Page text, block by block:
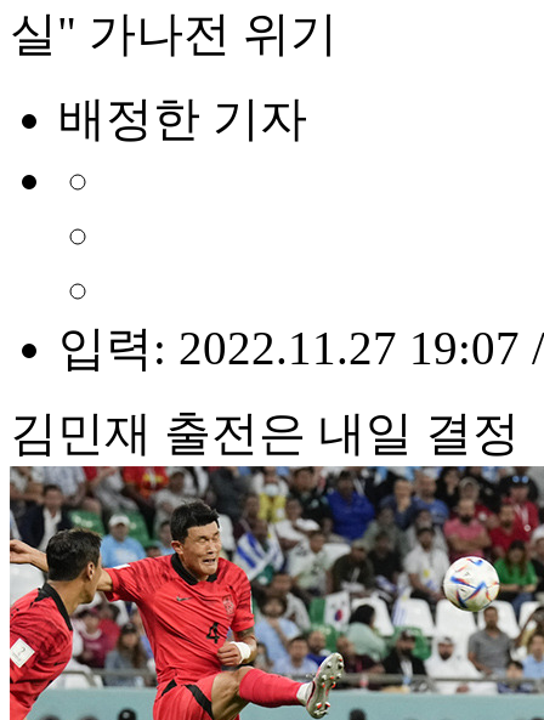
실" 가나전 위기
배정한 기자
입력: 2022.11.27 19:07
김민재 출전은 내일 결정